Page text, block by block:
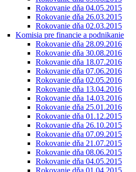
Rokovanie dňa 04.05.2015
Rokovanie dňa 26.03.2015
Rokovanie dňa 02.03.2015
Komisia pre financie a podnikanie
Rokovanie dňa 28.09.2016
Rokovanie dňa 30.08.2016
Rokovanie dňa 18.07.2016
Rokovanie dňa 07.06.2016
Rokovanie dňa 02.05.2016
Rokovanie dňa 13.04.2016
Rokovanie dňa 14.03.2016
Rokovanie dňa 25.01.2016
Rokovanie dňa 01.12.2015
Rokovanie dňa 26.10.2015
Rokovanie dňa 07.09.2015
Rokovanie dňa 21.07.2015
Rokovanie dňa 08.06.2015
Rokovanie dňa 04.05.2015
Rokovanie dňa 01.04.2015